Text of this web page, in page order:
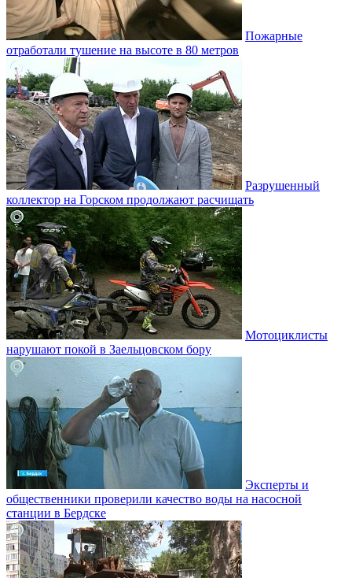
Пожарные
отработали тушение на высоте в 80 метров
Разрушенный
коллектор на Горском продолжают расчищать
Мотоциклисты
нарушают покой в Заельцовском бору
Эксперты и
общественники проверили качество воды на насосной
станции в Бердске